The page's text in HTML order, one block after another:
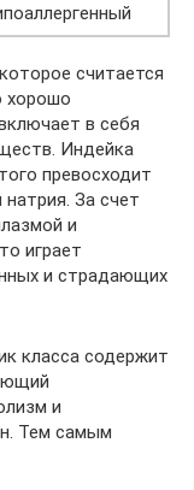
считается
хорошо
в себя
Индейка
превосходит
За счет
и
играет
и страдающих
класса содержит
и
Тем самым